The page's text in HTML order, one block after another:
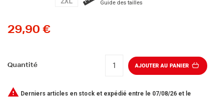
Guide des tailles
29,90 €
Quantité AJOUTER AU PANIER
 Derniers articles en stock et expédié entre le 07/08/26 et le